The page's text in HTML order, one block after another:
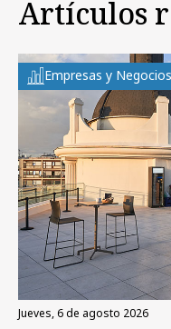
Artículos
Empresas y Negocios
jueves, 6 de agosto 2026